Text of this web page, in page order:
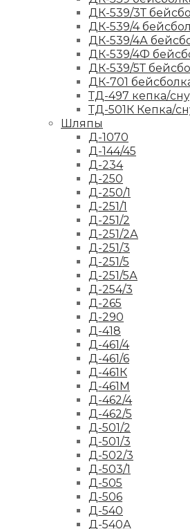
ДК-539/3Т
ДК-539/4
ДК-539/4А
ДК-539/4Ф
ДК-539/5Т
ДК-701
ТД-497 кепка/
ТД-501К Кепка/
Шляпы
Д-1070
Д-144/45
Д-234
Д-250
Д-250/1
Д-251/1
Д-251/2
Д-251/2А
Д-251/3
Д-251/5
Д-251/5А
Д-254/3
Д-265
Д-290
Д-418
Д-461/4
Д-461/6
Д-461К
Д-461М
Д-462/4
Д-462/5
Д-501/2
Д-501/3
Д-502/3
Д-503/1
Д-505
Д-506
Д-540
Д-540А